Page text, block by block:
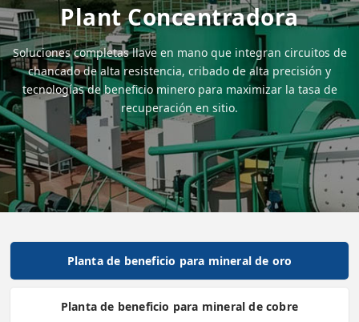
Plant Concentradora
Soluciones completas llave en mano que integran circuitos de
chancado de alta resistencia, cribado de alta precisión y
tecnologías de beneficio minero para maximizar la tasa de
recuperación en sitio.
Planta de beneficio para mineral de oro
Planta de beneficio para mineral de cobre